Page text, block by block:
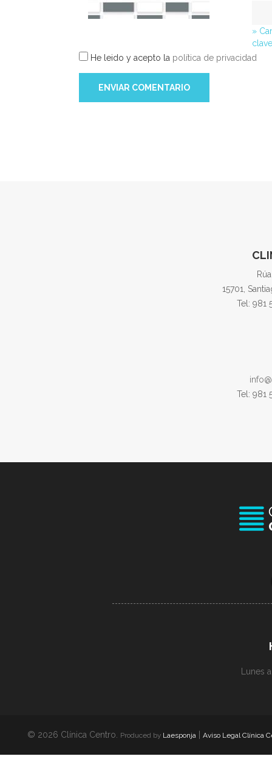
»
clave
He leido y acepto la política de privacidad
ENVIAR COMENTARIO
15701,
Tel: 981
Tel: 981
Lunes
© 2026 Clínica Centro. Produced by Laesponja Aviso Legal Clínica